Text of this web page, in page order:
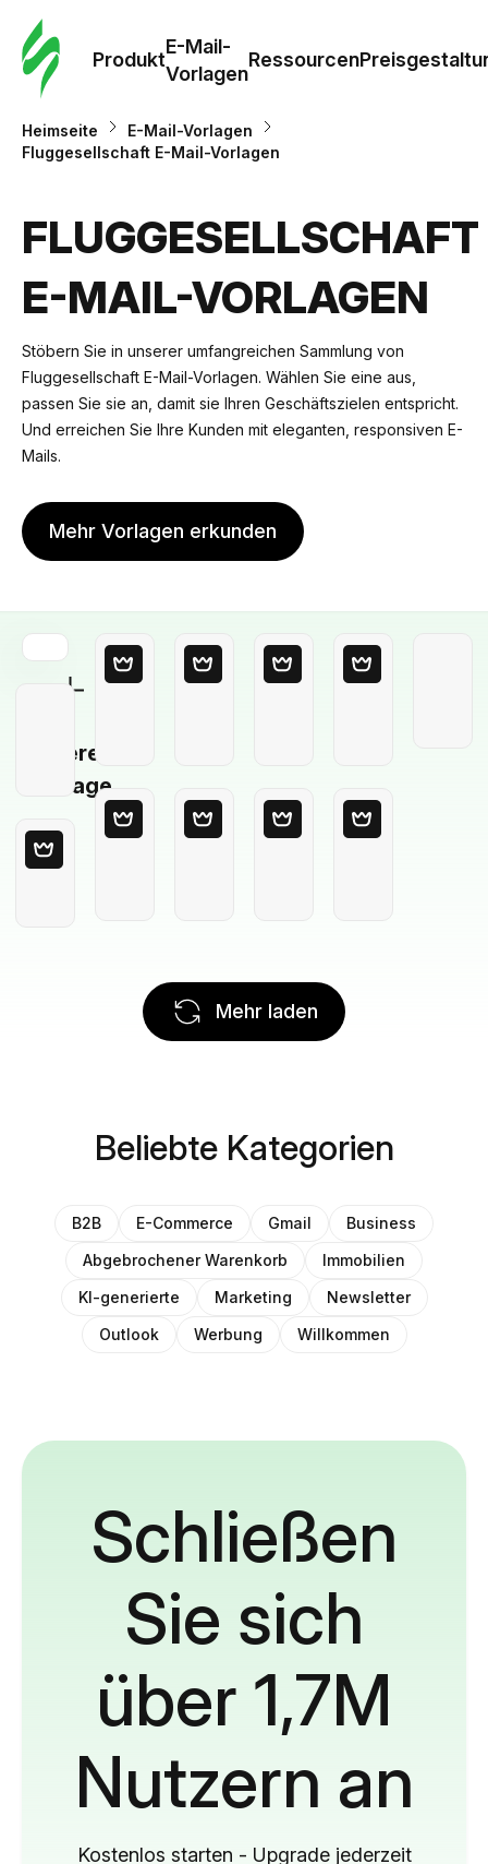
Produkt
E-Mail-
Vorlagen
Ressourcen
Heimseite
E-Mail-Vorlagen
Fluggesellschaft E-Mail-Vorlagen
FLUGGESELLSCHAFT
E-MAIL-VORLAGEN
Stöbern Sie in unserer umfangreichen Sammlung von
Fluggesellschaft E-Mail-Vorlagen. Wählen Sie eine aus,
passen Sie sie an, damit sie Ihren Geschäftszielen entspricht.
Und erreichen Sie Ihre Kunden mit eleganten, responsiven E-
Mails.
Mehr Vorlagen erkunden
Leere
Vorlage
Mehr laden
Beliebte Kategorien
B2B E-Commerce Gmail
Business
Abgebrochener Warenkorb
Immobilien
KI-generierte
Marketing
Newsletter
Outlook
Werbung Willkommen
Schließen
Sie sich
über 1,7M
Nutzern an
Kostenlos starten - Upgrade jederzeit